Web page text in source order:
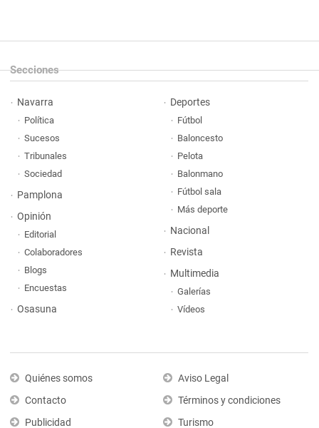
Secciones
Navarra
Política
Sucesos
Tribunales
Sociedad
Pamplona
Opinión
Editorial
Colaboradores
Blogs
Encuestas
Osasuna
Deportes
Fútbol
Baloncesto
Pelota
Balonmano
Fútbol sala
Más deporte
Nacional
Revista
Multimedia
Galerías
Vídeos
Quiénes somos
Contacto
Publicidad
Aviso Legal
Términos y condiciones
Turismo